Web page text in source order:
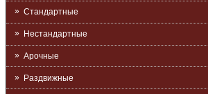
Стандартные
Нестандартные
Арочные
Раздвижные